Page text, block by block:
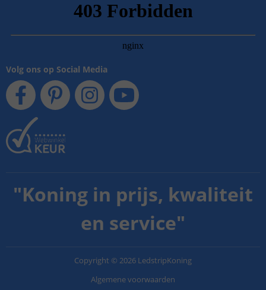
Volg ons op Social Media
"Koning in prijs, kwaliteit
en service"
Copyright © 2026 LedstripKoning
Algemene voorwaarden